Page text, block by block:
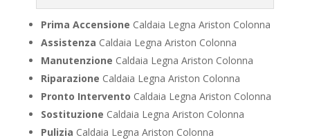
Prima Accensione Caldaia Legna Ariston Colonna
Assistenza Caldaia Legna Ariston Colonna
Manutenzione Caldaia Legna Ariston Colonna
Riparazione Caldaia Legna Ariston Colonna
Pronto Intervento Caldaia Legna Ariston Colonna
Sostituzione Caldaia Legna Ariston Colonna
Pulizia Caldaia Legna Ariston Colonna